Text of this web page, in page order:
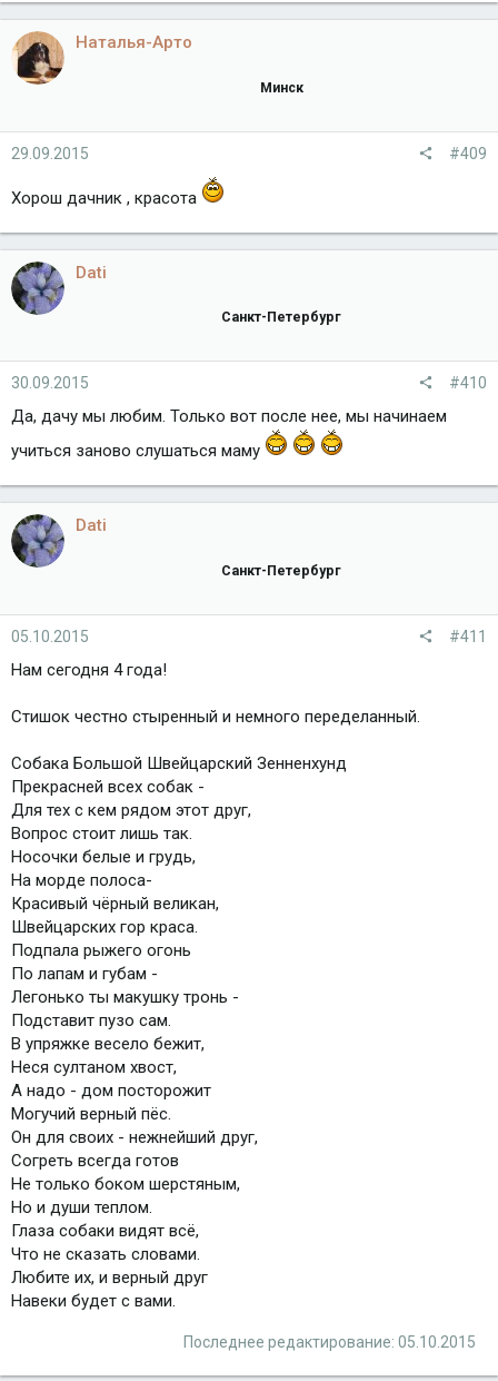
Наталья-Арто
Минск
29.09.2015 #409
Хорош дачник , красота
Dati
Санкт-Петербург
30.09.2015 #410
Да, дачу мы любим. Только вот после нее, мы начинаем
учиться заново слушаться маму
Dati
Санкт-Петербург
05.10.2015 #411
Нам сегодня 4 года!
Стишок честно стыренный и немного переделанный.
Собака Большой Швейцарский Зенненхунд
Прекрасней всех собак -
Для тех с кем рядом этот друг,
Вопрос стоит лишь так.
Носочки белые и грудь,
На морде полоса-
Красивый чёрный великан,
Швейцарских гор краса.
Подпала рыжего огонь
По лапам и губам -
Легонько ты макушку тронь -
Подставит пузо сам.
В упряжке весело бежит,
Неся султаном хвост,
А надо - дом посторожит
Могучий верный пёс.
Он для своих - нежнейший друг,
Согреть всегда готов
Не только боком шерстяным,
Но и души теплом.
Глаза собаки видят всё,
Что не сказать словами.
Любите их, и верный друг
Навеки будет с вами.
Последнее редактирование: 05.10.2015